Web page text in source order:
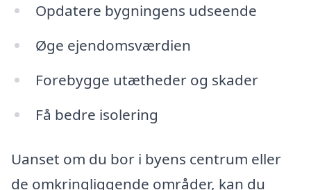
Opdatere bygningens udseende
Øge ejendomsværdien
Forebygge utætheder og skader
Få bedre isolering
Uanset om du bor i byens centrum eller
de omkringliggende områder, kan du